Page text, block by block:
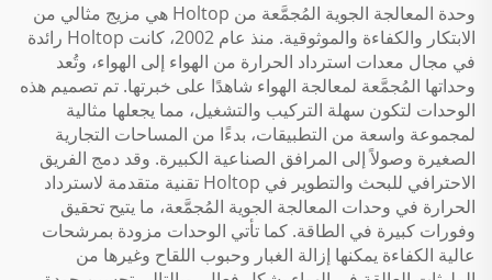
وحدة المعالجة الجوية المُجمَّعة من Holtop هي مزيج مثالي من
الابتكار والكفاءة والموثوقية. منذ عام 2002، كانت Holtop رائدة
في مجال معدات استرداد الحرارة من الهواء إلى الهواء، وتُعد
وحداتها المُجمَّعة لمعالجة الهواء شاهدًا على خبرتها. تم تصميم هذه
الوحدات لتكون سهلة التركيب والتشغيل، مما يجعلها مثالية
لمجموعة واسعة من التطبيقات، بدءًا من المساحات التجارية
الصغيرة وصولاً إلى المرافق الصناعية الكبيرة. وقد دمج الفريق
الاحترافي للبحث والتطوير في Holtop تقنية متقدمة لاسترداد
الحرارة في وحدات المعالجة الجوية المُجمَّعة، ما يتيح تحقيق
وفورات كبيرة في الطاقة. كما تأتي الوحدات مزودة بمرشحات
عالية الكفاءة يمكنها إزالة الغبار وحبوب اللقاح وغيرها من